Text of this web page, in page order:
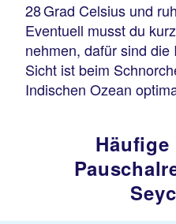
28 Grad Celsius und
Eventuell musst du
nehmen, dafür sind
Sicht ist beim
Indischen Ozean
Häufige